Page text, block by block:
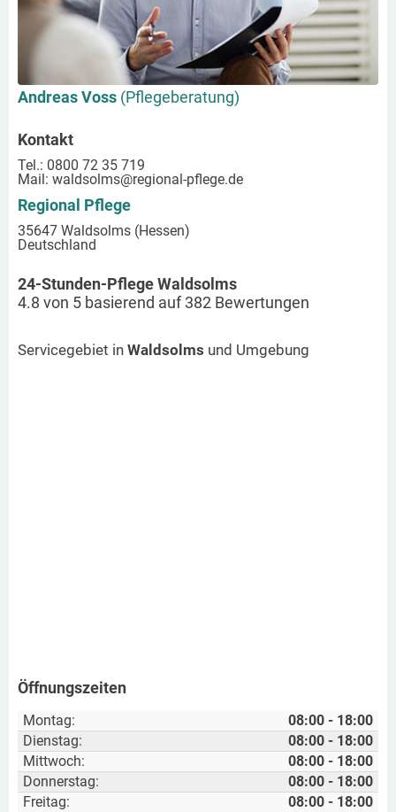
Andreas Voss (Pflegeberatung)
Kontakt
Tel.: 0800 72 35 719
Mail: waldsolms@regional-pflege.de
Regional Pflege
35647 Waldsolms (Hessen)
Deutschland
24-Stunden-Pflege Waldsolms
4.8 von 5 basierend auf382 Bewertungen
Servicegebiet in Waldsolms und Umgebung
Öffnungszeiten
Montag:
08:00 - 18:00
Dienstag:
08:00 - 18:00
Mittwoch:
08:00 - 18:00
Donnerstag:
08:00 - 18:00
Freitag:
08:00 - 18:00